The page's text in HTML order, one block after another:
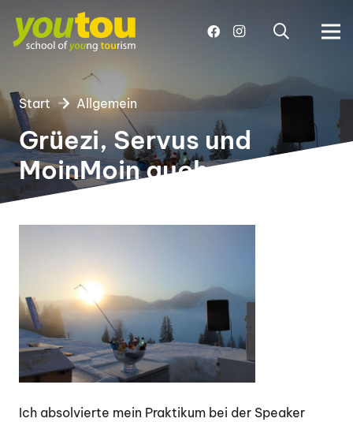
Start Allgemein
Grüezi, Servus und
MoinMoin auch von mir!
Ich absolvierte mein Praktikum bei der Speaker